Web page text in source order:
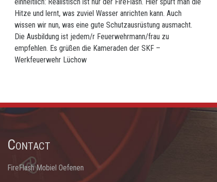
Hitze und lernt, was zuviel Wasser anrichten kann. Auch
wissen wir nun, was eine gute Schutzausrüstung ausmacht.
Die Ausbildung ist jedem/r Feuerwehrmann/frau zu
empfehlen. Es grüßen die Kameraden der SKF –
Werkfeuerwehr Lüchow
Contact
FireFlash Mobiel Oefenen